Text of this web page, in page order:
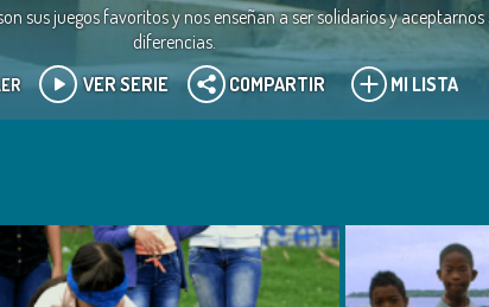
sus juegos favoritos y nos enseñan a ser solidarios y
diferencias.
VER SERIE COMPARTIR MI LISTA